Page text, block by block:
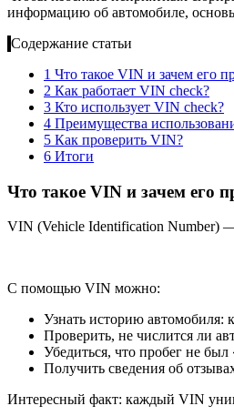
информацию об автомобиле,
Содержание статьи
1 Что такое VIN и зачем его
2 Как работает VIN check?
3 Кто использует VIN check?
4 Преимущества
5 Как проверить VIN?
6 Итоги
Что такое VIN и зачем его
VIN (Vehicle Identification Number) —
С помощью VIN можно:
Узнать историю автомобиля:
Проверить, не числится ли
Убедиться, что пробег не был
Получить сведения об
Интересный факт: каждый VIN